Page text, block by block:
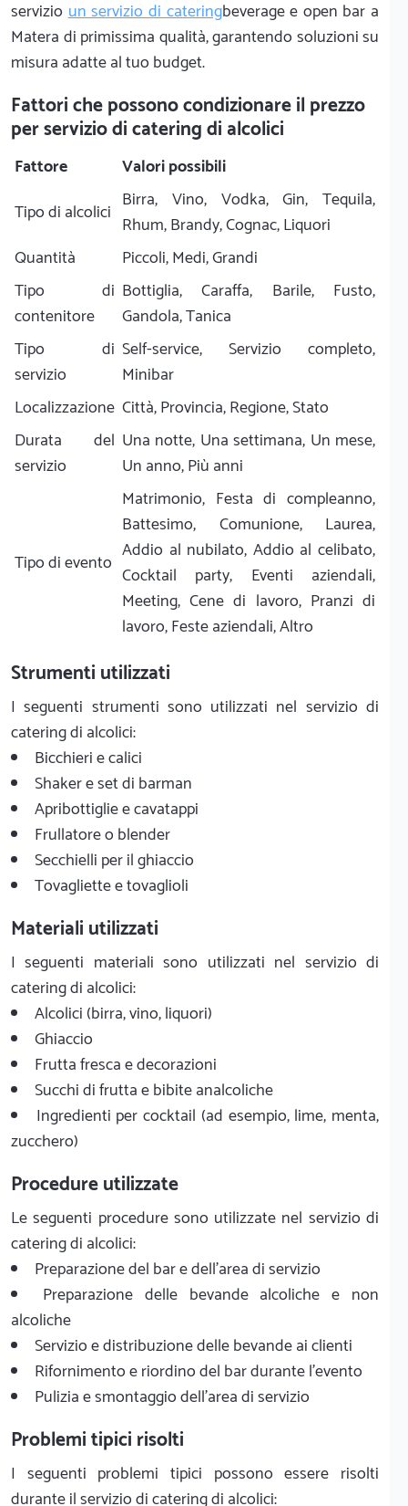
servizioun servizio di cateringbeverage e open bar a
Matera di primissima qualità, garantendo soluzioni su
misura adatte al tuo budget.
Fattori che possono condizionare il prezzo
per servizio di catering di alcolici
Fattore
Valori possibili
Tipo di alcolici Birra, Vino, Vodka, Gin, Tequila,
Rhum, Brandy, Cognac, Liquori
Quantità
Piccoli, Medi, Grandi
Tipo di
contenitore
Bottiglia, Caraffa, Barile, Fusto,
Gandola, Tanica
Tipo di
servizio
Self-service, Servizio completo,
Minibar
Localizzazione Città, Provincia, Regione, Stato
Durata del
servizio
Una notte, Una settimana, Un mese,
Un anno, Più anni
Tipo di evento
Matrimonio, Festa di compleanno,
Battesimo, Comunione, Laurea,
Addio al nubilato, Addio al celibato,
Cocktail party, Eventi aziendali,
Meeting, Cene di lavoro, Pranzi di
lavoro, Feste aziendali, Altro
Strumenti utilizzati
I seguenti strumenti sono utilizzati nel servizio di
catering di alcolici:
Bicchieri e calici
Shaker e set di barman
Apribottiglie e cavatappi
Frullatore o blender
Secchielli per il ghiaccio
Tovagliette e tovaglioli
Materiali utilizzati
I seguenti materiali sono utilizzati nel servizio di
catering di alcolici:
Alcolici (birra, vino, liquori)
Ghiaccio
Frutta fresca e decorazioni
Succhi di frutta e bibite analcoliche
Ingredienti per cocktail (ad esempio, lime, menta,
zucchero)
Procedure utilizzate
Le seguenti procedure sono utilizzate nel servizio di
catering di alcolici:
Preparazione del bar e dell'area di servizio
Preparazione delle bevande alcoliche e non
alcoliche
Servizio e distribuzione delle bevande ai clienti
Rifornimento e riordino del bar durante l'evento
Pulizia e smontaggio dell'area di servizio
Problemi tipici risolti
I seguenti problemi tipici possono essere risolti
durante il servizio di catering di alcolici: